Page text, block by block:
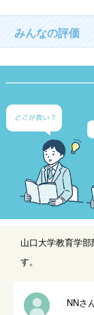
みんなの評価
山口大学教育学
す。
NNさ